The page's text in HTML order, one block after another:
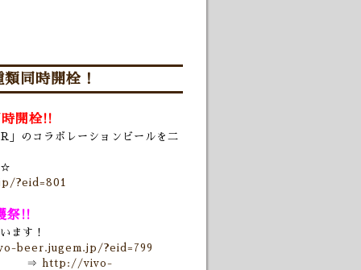
同時開栓！
開栓!!
」の コラボレーションビールを二
☆
?eid=801
祭!!
ます！
beer.jugem.jp/?eid=799
http://vivo-